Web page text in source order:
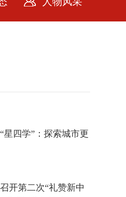
星四学”：探索城市更
开第二次“礼赞新中